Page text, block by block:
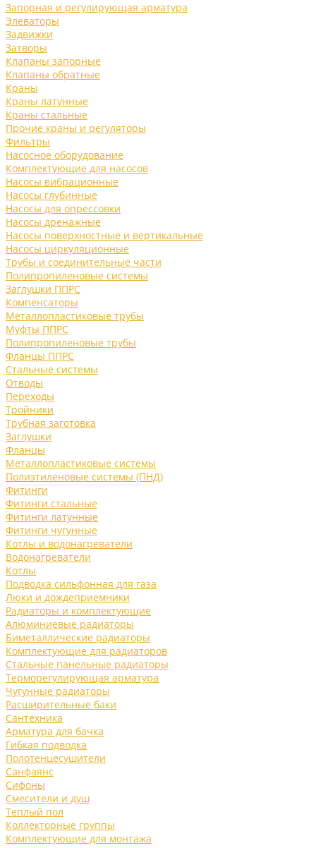
Запорная и регулирующая арматура
Элеваторы
Задвижки
Затворы
Клапаны запорные
Клапаны обратные
Краны
Краны латунные
Краны стальные
Прочие краны и регуляторы
Фильтры
Насосное оборудование
Комплектующие для насосов
Насосы вибрационные
Насосы глубинные
Насосы для опрессовки
Насосы дренажные
Насосы поверхностные и вертикальные
Насосы циркуляционные
Трубы и соединительные части
Полипропиленовые системы
Заглушки ППРС
Компенсаторы
Металлопластиковые трубы
Муфты ППРС
Полипропиленовые трубы
Фланцы ППРС
Стальные системы
Отводы
Переходы
Тройники
Трубная заготовка
Заглушки
Фланцы
Металлопластиковые системы
Полиэтиленовые системы (ПНД)
Фитинги
Фитинги стальные
Фитинги латунные
Фитинги чугунные
Котлы и водонагреватели
Водонагреватели
Котлы
Подводка сильфонная для газа
Люки и дождеприемники
Радиаторы и комплектующие
Алюминиевые радиаторы
Биметаллические радиаторы
Комплектующие для радиаторов
Стальные панельные радиаторы
Терморегулирующая арматура
Чугунные радиаторы
Расширительные баки
Сантехника
Арматура для бачка
Гибкая подводка
Полотенцесушители
Санфаянс
Сифоны
Смесители и душ
Теплый пол
Коллекторные группы
Комплектующие для монтажа